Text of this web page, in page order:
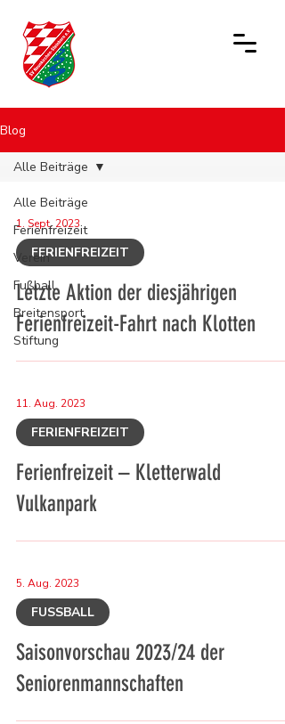
Blog
Alle Beiträge
Ferienfreizeit
Verein
Fußball
Breitensport
Stiftung
Alle Beiträge
1. Sept. 2023
FERIENFREIZEIT
Letzte Aktion der diesjährigen
Ferienfreizeit-Fahrt nach Klotten
11. Aug. 2023
FERIENFREIZEIT
Ferienfreizeit – Kletterwald
Vulkanpark
5. Aug. 2023
FUSSBALL
Saisonvorschau 2023/24 der
Seniorenmannschaften